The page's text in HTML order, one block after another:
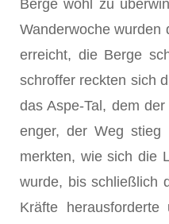
Berge wohl zu
Wanderwoche wurden
erreicht, die Berge
schroffer reckten sich
das Aspe-Tal, dem
enger, der Weg stieg
merkten, wie sich die
wurde, bis schließlich
Kräfte